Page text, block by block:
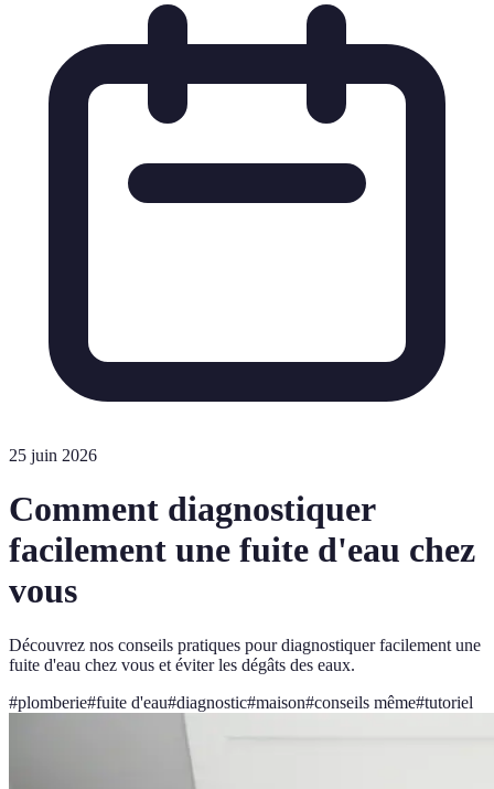
25 juin 2026
Comment diagnostiquer
facilement une fuite d'eau chez
vous
Découvrez nos conseils pratiques pour diagnostiquer facilement une
fuite d'eau chez vous et éviter les dégâts des eaux.
#plomberie#fuite d'eau#diagnostic#maison#conseils même#tutoriel